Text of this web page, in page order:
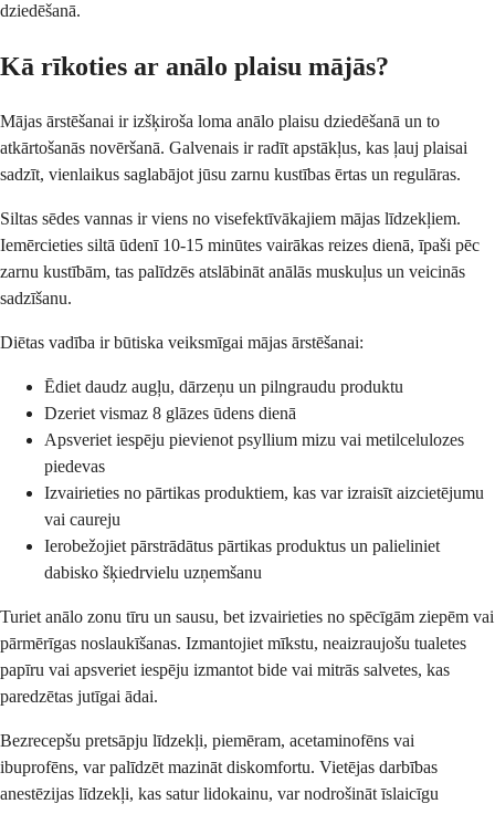
dziedēšanā.
Kā rīkoties ar anālo plaisu mājās?
Mājas ārstēšanai ir izšķiroša loma anālo plaisu dziedēšanā un to
atkārtošanās novēršanā. Galvenais ir radīt apstākļus, kas ļauj plaisai
sadzīt, vienlaikus saglabājot jūsu zarnu kustības ērtas un regulāras.
Siltas sēdes vannas ir viens no visefektīvākajiem mājas līdzekļiem.
Iemērcieties siltā ūdenī 10-15 minūtes vairākas reizes dienā, īpaši pēc
zarnu kustībām, tas palīdzēs atslābināt anālās muskuļus un veicinās
sadzīšanu.
Diētas vadība ir būtiska veiksmīgai mājas ārstēšanai:
Ēdiet daudz augļu, dārzeņu un pilngraudu produktu
Dzeriet vismaz 8 glāzes ūdens dienā
Apsveriet iespēju pievienot psyllium mizu vai metilcelulozes
piedevas
Izvairieties no pārtikas produktiem, kas var izraisīt aizcietējumu
vai caureju
Ierobežojiet pārstrādātus pārtikas produktus un palieliniet
dabisko šķiedrvielu uzņemšanu
Turiet anālo zonu tīru un sausu, bet izvairieties no spēcīgām ziepēm vai
pārmērīgas noslaukīšanas. Izmantojiet mīkstu, neaizraujošu tualetes
papīru vai apsveriet iespēju izmantot bide vai mitrās salvetes, kas
paredzētas jutīgai ādai.
Bezrecepšu pretsāpju līdzekļi, piemēram, acetaminofēns vai
ibuprofēns, var palīdzēt mazināt diskomfortu. Vietējas darbības
anestēzijas līdzekļi, kas satur lidokainu, var nodrošināt īslaicīgu